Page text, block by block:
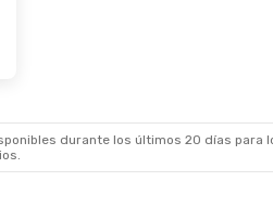
durante los últimos 20 días